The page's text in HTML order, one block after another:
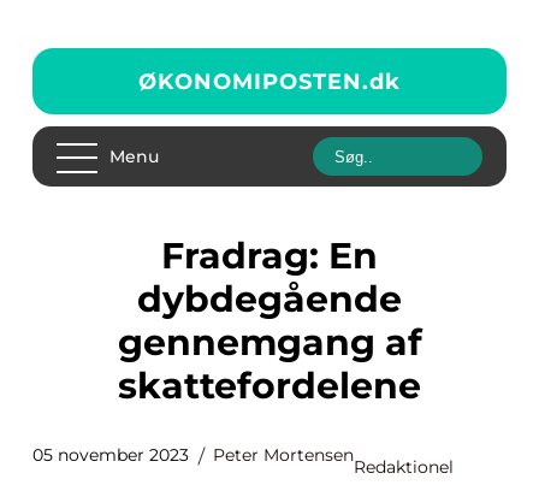
ØKONOMIPOSTEN.dk
Menu
Fradrag: En
dybdegående
gennemgang af
skattefordelene
05 november 2023 Peter Mortensen
Redaktionel